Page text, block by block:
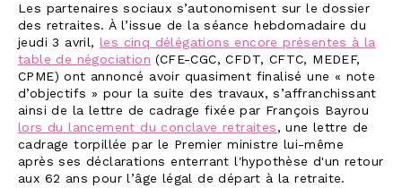
Les partenaires sociaux s’autonomisent sur le dossier
des retraites. À l’issue de la séance hebdomadaire du
jeudi 3 avril,les cinq délégations encore présentes à la
table de négociation (CFE-CGC, CFDT, CFTC, MEDEF,
CPME) ont annoncé avoir quasiment finalisé une « note
d’objectifs » pour la suite des travaux, s’affranchissant
ainsi de la lettre de cadrage fixée par François Bayrou
lors du lancement du conclave retraites, une lettre de
cadrage torpillée par le Premier ministre lui-même
après ses déclarations enterrant l'hypothèse d'un retour
aux 62 ans pour l’âge légal de départ à la retraite.